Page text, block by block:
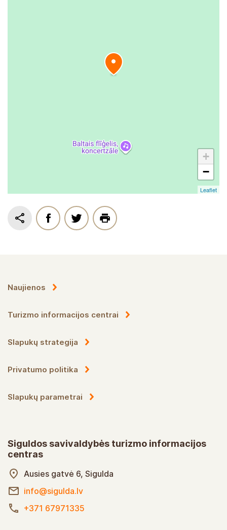
+
−
Leaflet
Naujienos
Turizmo informacijos centrai
Slapukų strategija
Privatumo politika
Slapukų parametrai
Siguldos savivaldybės turizmo informacijos
centras
Ausies gatvė 6, Sigulda
info@sigulda.lv
+371 67971335